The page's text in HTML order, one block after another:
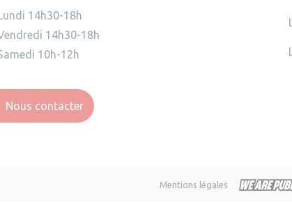
14h30-18h
14h30-18h
10h-12h
Nous contacter
Mentions légales